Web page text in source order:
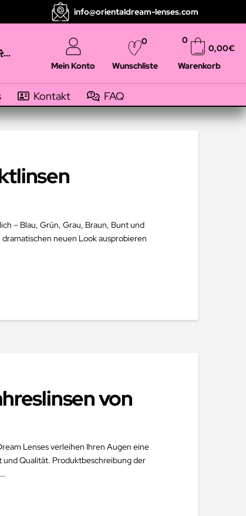
info@orientaldream-lenses.com
Mein Konto Wunschliste
0
Warenkorb
0,00€
0
Kontakt FAQ
– Blau, Grün, Grau, Braun, Bunt und
neuen Look ausprobieren
von
Lenses verleihen Ihren Augen eine
und Qualität. Produktbeschreibung der